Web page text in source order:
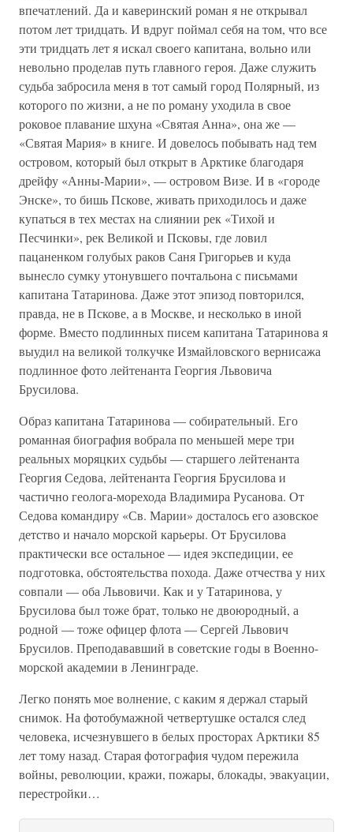
впечатлений. Да и каверинский роман я не открывал
потом лет тридцать. И вдруг поймал себя на том, что все
эти тридцать лет я искал своего капитана, вольно или
невольно проделав путь главного героя. Даже служить
судьба забросила меня в тот самый город Полярный, из
которого по жизни, а не по роману уходила в свое
роковое плавание шхуна «Святая Анна», она же —
«Святая Мария» в книге. И довелось побывать над тем
островом, который был открыт в Арктике благодаря
дрейфу «Анны-Марии», — островом Визе. И в «городе
Энске», то бишь Пскове, живать приходилось и даже
купаться в тех местах на слиянии рек «Тихой и
Песчинки», рек Великой и Псковы, где ловил
пацаненком голубых раков Саня Григорьев и куда
вынесло сумку утонувшего почтальона с письмами
капитана Татаринова. Даже этот эпизод повторился,
правда, не в Пскове, а в Москве, и несколько в иной
форме. Вместо подлинных писем капитана Татаринова я
выудил на великой толкучке Измайловского вернисажа
подлинное фото лейтенанта Георгия Львовича
Брусилова.
Образ капитана Татаринова — собирательный. Его
романная биография вобрала по меньшей мере три
реальных моряцких судьбы — старшего лейтенанта
Георгия Седова, лейтенанта Георгия Брусилова и
частично геолога-морехода Владимира Русанова. От
Седова командиру «Св. Марии» досталось его азовское
детство и начало морской карьеры. От Брусилова
практически все остальное — идея экспедиции, ее
подготовка, обстоятельства похода. Даже отчества у них
совпали — оба Львовичи. Как и у Татаринова, у
Брусилова был тоже брат, только не двоюродный, а
родной — тоже офицер флота — Сергей Львович
Брусилов. Преподававший в советские годы в Военно-
морской академии в Ленинграде.
Легко понять мое волнение, с каким я держал старый
снимок. На фотобумажной четвертушке остался след
человека, исчезнувшего в белых просторах Арктики 85
лет тому назад. Старая фотография чудом пережила
войны, революции, кражи, пожары, блокады, эвакуации,
перестройки…